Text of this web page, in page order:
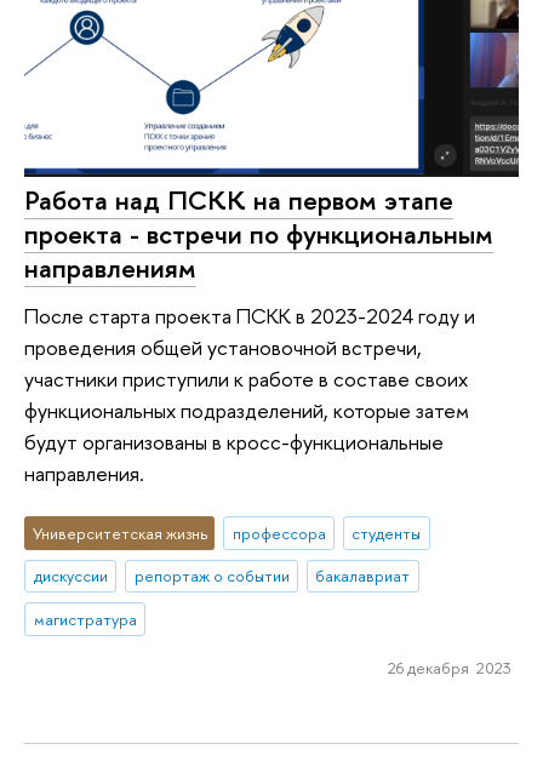
Работа над ПСКК на первом этапе
проекта - встречи по функциональным
направлениям
После старта проекта ПСКК в 2023-2024 году и
проведения общей установочной встречи,
участники приступили к работе в составе своих
функциональных подразделений, которые затем
будут организованы в кросс-функциональные
направления.
Университетская жизнь профессора
студенты
дискуссии
репортаж о событии
бакалавриат
магистратура
26 декабря 2023